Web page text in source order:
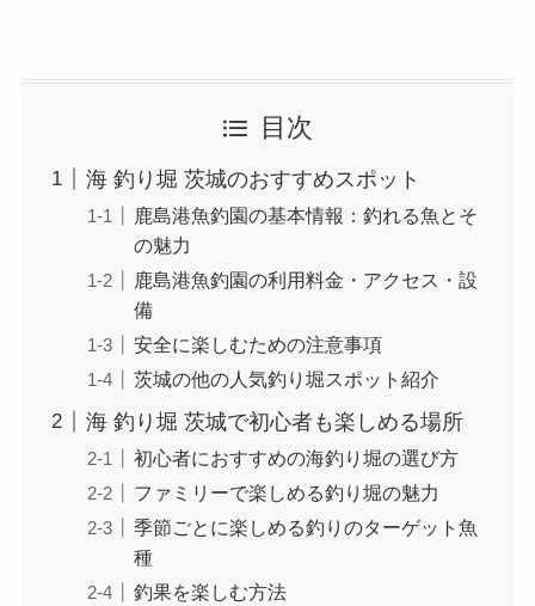
目次
海 釣り堀 茨城のおすすめスポット
鹿島港魚釣園の基本情報：釣れる魚とそ
の魅力
鹿島港魚釣園の利用料金・アクセス・設
備
安全に楽しむための注意事項
茨城の他の人気釣り堀スポット紹介
海 釣り堀 茨城で初心者も楽しめる場所
初心者におすすめの海釣り堀の選び方
ファミリーで楽しめる釣り堀の魅力
季節ごとに楽しめる釣りのターゲット魚
種
釣果を楽しむ方法